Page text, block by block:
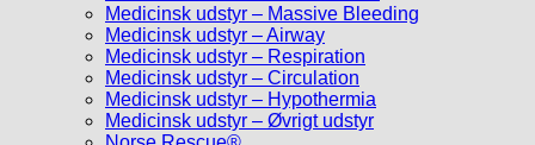
Medicinsk udstyr – Massive Bleeding
Medicinsk udstyr – Airway
Medicinsk udstyr – Respiration
Medicinsk udstyr – Circulation
Medicinsk udstyr – Hypothermia
Medicinsk udstyr – Øvrigt udstyr